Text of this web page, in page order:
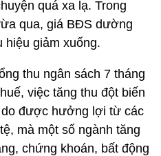
quá xa lạ. Trong
qua, giá BĐS dường
giảm xuống.
thu ngân sách 7 tháng
việc tăng thu đột biến
được hưởng lợi từ các
mà một số ngành tăng
chứng khoán, bất động